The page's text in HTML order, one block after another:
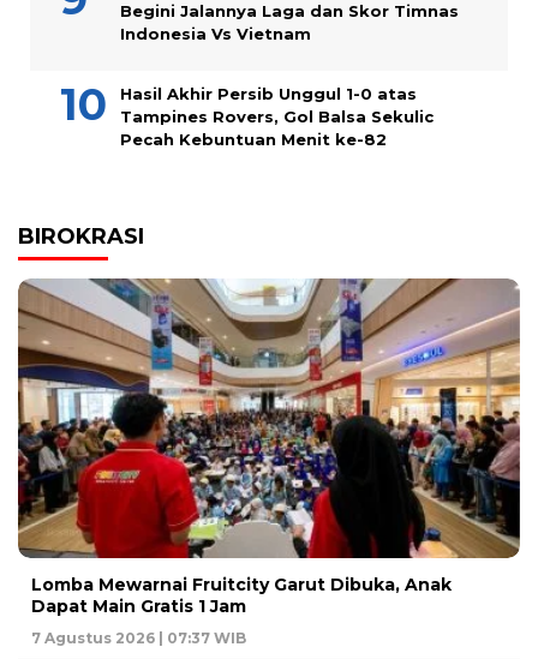
Begini Jalannya Laga dan Skor Timnas
Indonesia Vs Vietnam
Hasil Akhir Persib Unggul 1-0 atas
Tampines Rovers, Gol Balsa Sekulic
Pecah Kebuntuan Menit ke-82
BIROKRASI
Lomba Mewarnai Fruitcity Garut Dibuka, Anak
Dapat Main Gratis 1 Jam
7 Agustus 2026 | 07:37 WIB